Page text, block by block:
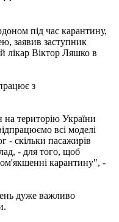
під час карантину,
заявив заступник
лікар Віктор Ляшко в
з
на територію України
всі моделі
- скільки пасажирів
- для того, щоб
карантину", -
дуже важливо